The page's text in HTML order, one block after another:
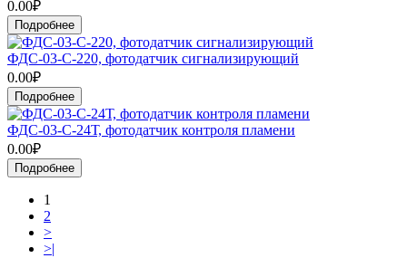
0.00₽
Подробнее
ФДС-03-С-220, фотодатчик сигнализирующий
0.00₽
Подробнее
ФДС-03-С-24Т, фотодатчик контроля пламени
0.00₽
Подробнее
1
2
>
>|